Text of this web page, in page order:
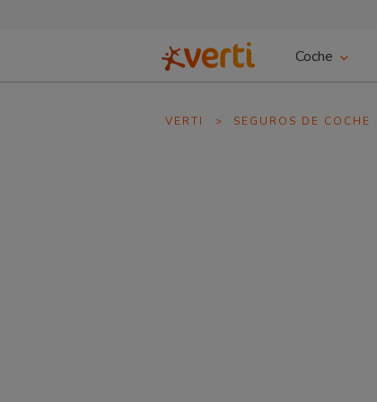
Coche
VERTI > SEGUROS DE COCHE